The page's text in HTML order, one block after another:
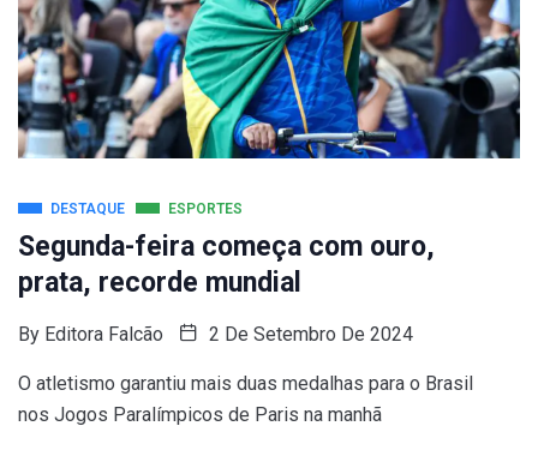
DESTAQUE ESPORTES
Segunda-feira começa com ouro,
prata, recorde mundial
By Editora Falcão 2 De Setembro De 2024
O atletismo garantiu mais duas medalhas para o Brasil
nos Jogos Paralímpicos de Paris na manhã